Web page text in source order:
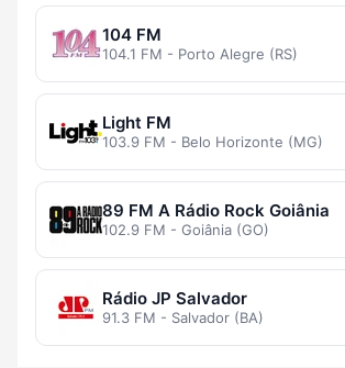
104 FM
104.1 FM - Porto Alegre (RS)
Light FM
103.9 FM - Belo Horizonte (MG)
89 FM A Rádio Rock Goiânia
102.9 FM - Goiânia (GO)
Rádio JP Salvador
91.3 FM - Salvador (BA)